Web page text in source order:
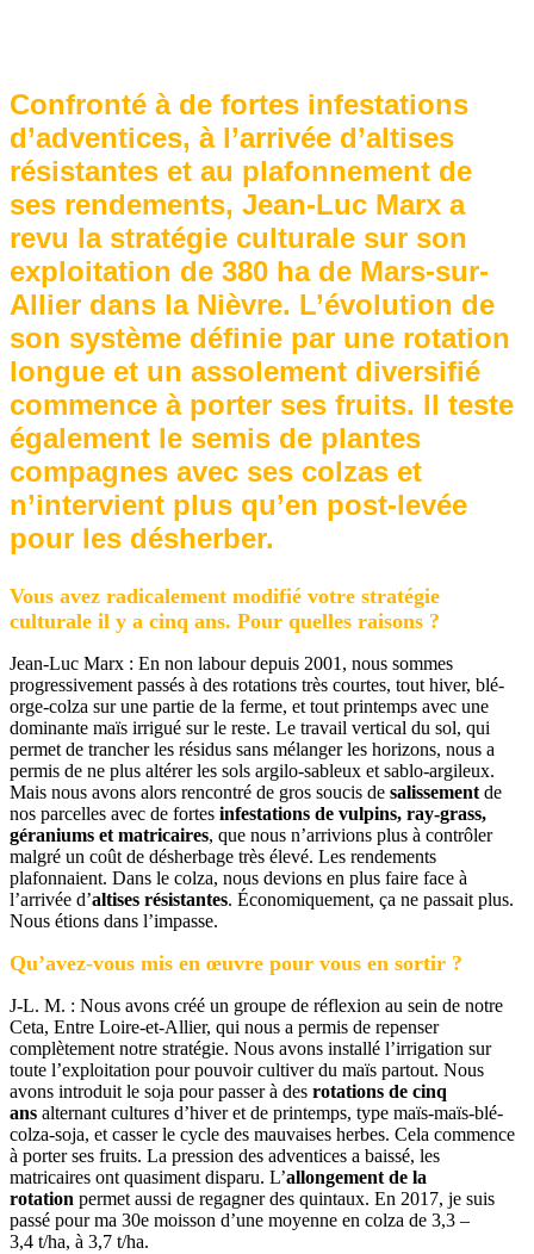
Confronté à de fortes infestations
d’adventices, à l’arrivée d’altises
résistantes et au plafonnement de
ses rendements, Jean-Luc Marx a
revu la stratégie culturale sur son
exploitation de 380 ha de Mars-sur-
Allier dans la Nièvre. L’évolution de
son système définie par une rotation
longue et un assolement diversifié
commence à porter ses fruits. Il teste
également le semis de plantes
compagnes avec ses colzas et
n’intervient plus qu’en post-levée
pour les désherber.
Vous avez radicalement modifié votre stratégie
culturale il y a cinq ans. Pour quelles raisons ?
Jean-Luc Marx : En non labour depuis 2001, nous sommes
progressivement passés à des rotations très courtes, tout hiver, blé-
orge-colza sur une partie de la ferme, et tout printemps avec une
dominante maïs irrigué sur le reste. Le travail vertical du sol, qui
permet de trancher les résidus sans mélanger les horizons, nous a
permis de ne plus altérer les sols argilo-sableux et sablo-argileux.
Mais nous avons alors rencontré de gros soucis de salissementde
nos parcelles avec de fortes infestations de vulpins, ray-grass,
géraniums et matricaires, que nous n’arrivions plus à contrôler
malgré un coût de désherbage très élevé. Les rendements
plafonnaient. Dans le colza, nous devions en plus faire face à
l’arrivée d’altises résistantes. Économiquement, ça ne passait plus.
Nous étions dans l’impasse.
Qu’avez-vous mis en œuvre pour vous en sortir ?
J-L. M. : Nous avons créé un groupe de réflexion au sein de notre
Ceta, Entre Loire-et-Allier, qui nous a permis de repenser
complètement notre stratégie. Nous avons installé l’irrigation sur
toute l’exploitation pour pouvoir cultiver du maïs partout. Nous
avons introduit le soja pour passer à des rotations de cinq
ans alternant cultures d’hiver et de printemps, type maïs-maïs-blé-
colza-soja, et casser le cycle des mauvaises herbes. Cela commence
à porter ses fruits. La pression des adventices a baissé, les
matricaires ont quasiment disparu. L’allongement de la
rotation permet aussi de regagner des quintaux. En 2017, je suis
passé pour ma 30e moisson d’une moyenne en colza de 3,3 –
3,4 t/ha, à 3,7 t/ha.